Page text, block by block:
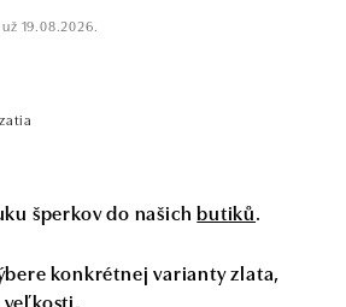
19.08.2026.
šperkov do našichbutiků.
konkrétnej varianty zlata,
veľkosti.